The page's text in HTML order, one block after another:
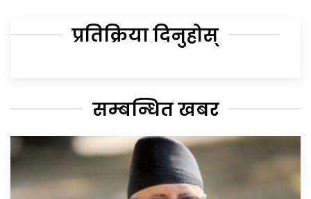
प्रतिक्रिया दिनुहोस्
सम्बन्धित खबर